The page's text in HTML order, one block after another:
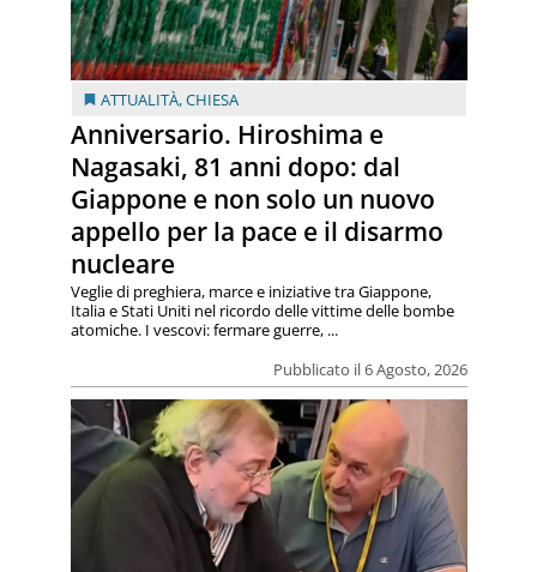
ATTUALITÀ,CHIESA
Anniversario. Hiroshima e
Nagasaki, 81 anni dopo: dal
Giappone e non solo un nuovo
appello per la pace e il disarmo
nucleare
Pubblicato il 6 Agosto, 2026
Veglie di preghiera, marce e iniziative tra Giappone,
Italia e Stati Uniti nel ricordo delle vittime delle bombe
atomiche. I vescovi: fermare guerre, ...